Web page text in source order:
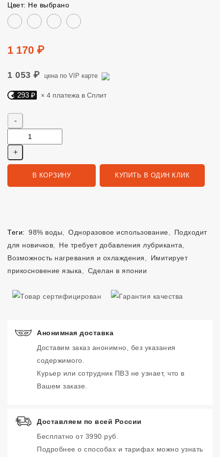
Цвет: Не выбрано
Цвет
Цена
1 170 ₽
1 053 ₽ цена по VIP карте
Яндекс Сплит. 293 руб, 4 платежа в Сплит
293 ₽ × 4 платежа в Сплит
В КОРЗИНУ КУПИТЬ В ОДИН КЛИК
Теги: 98% воды Одноразовое использование
Подходит
для новичков
Не требует добавления лубриканта
Возможность нагревания и охлаждения
Имитирует
прикосновение языка
Сделан в японии
Анонимная доставка
Доставим заказ анонимно, без указания
содержимого.
Курьер или сотрудник ПВЗ не узнает, что в
Вашем заказе.
Доставляем по всей России
Бесплатно от 3990 руб.
Подробнее о способах и тарифах можно узнать